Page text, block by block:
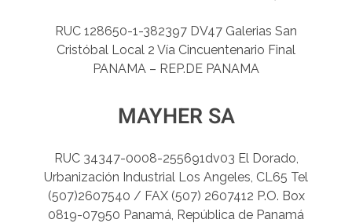
RUC 128650-1-382397 DV47 Galerias San
Cristóbal Local 2 Vía Cincuentenario Final
PANAMA – REP.DE PANAMA
MAYHER SA
RUC 34347-0008-255691dv03 El Dorado,
Urbanización Industrial Los Angeles, CL65 Tel
(507)2607540 / FAX (507) 2607412 P.O. Box
0819-07950 Panamá, República de Panamá